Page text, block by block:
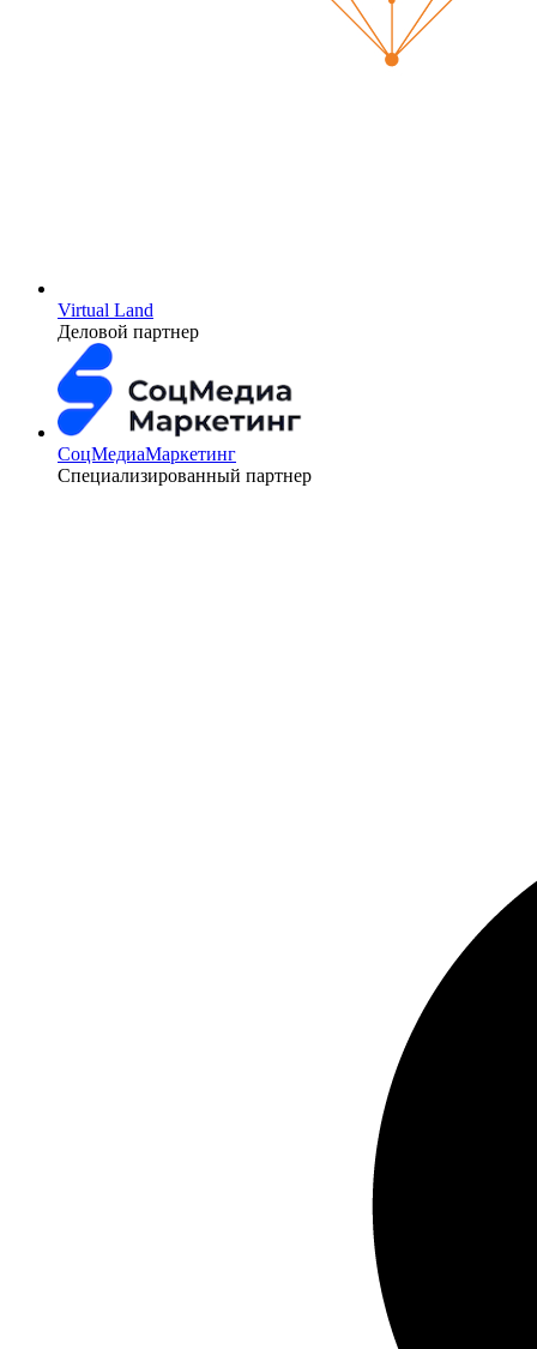
Virtual Land
Деловой партнер
СоцМедиаМаркетинг
Специализированный партнер